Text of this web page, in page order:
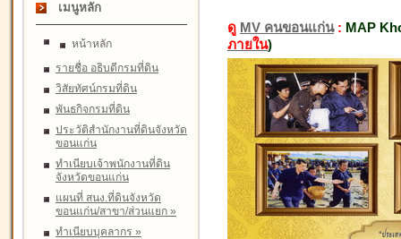
เมนูหลัก
หน้าหลัก
รายชื่อ อธิบดีกรมที่ดิน
วิสัยทัศน์กรมที่ดิน
พันธกิจกรมที่ดิน
ประวัติสำนักงานที่ดินจังหวัด
ขอนแก่น
ทำเนียบเจ้าพนักงานที่ดิน
จังหวัดขอนแก่น
แผนที่ สนง.ที่ดินจังหวัด
ขอนแก่น/สาขา/ส่วนแยก »
ทำเนียบบุคลากร »
ดู MV คนขอนแก่น: MAP
ภายใน)